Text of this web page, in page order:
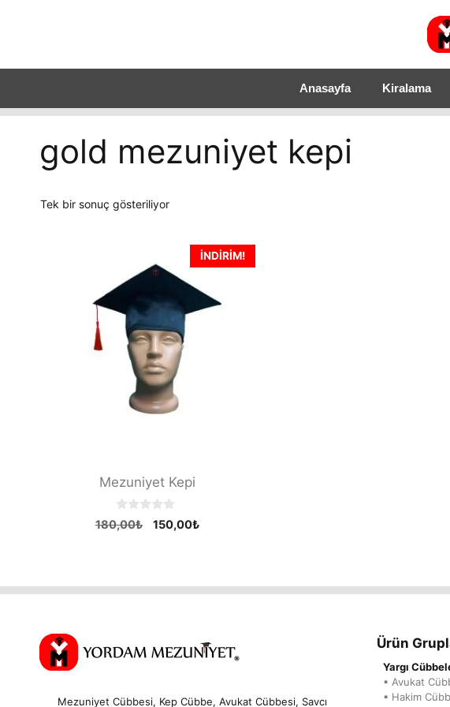
Anasayfa Kiralama
gold mezuniyet kepi
Tek bir sonuç gösteriliyor
İNDIRIM!
Mezuniyet Kepi
0
o
5
180,00₺
Orijinal
150,00₺Şu
Mezuniyet Cübbesi, Kep Cübbe, Avukat Cübbesi, Savcı
Ürün
Yargı
▪ Avukat
▪ Hakim